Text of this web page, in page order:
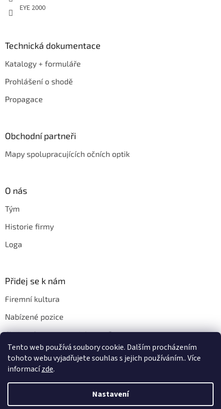
Tento web používá soubory cookie. Dalším procházením
tohoto webu vyjadřujete souhlas s jejich používáním.. Více
informacízde.
Nastavení
EYE 2000
Technická dokumentace
Katalogy + formuláře
Prohlášení o shodě
Propagace
Obchodní partneři
Mapy spolupracujících očních optik
O nás
Tým
Historie firmy
Loga
Přidej se k nám
Firemní kultura
Nabízené pozice
Chci u vás pracovat. Jak na to?